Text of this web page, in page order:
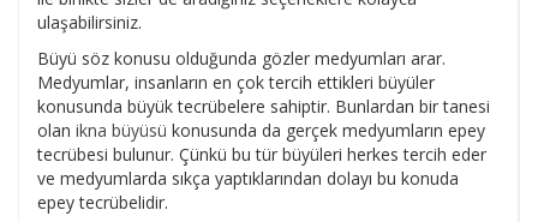
ulaşabilirsiniz.
Büyü söz konusu olduğunda gözler medyumları arar.
Medyumlar, insanların en çok tercih ettikleri büyüler
konusunda büyük tecrübelere sahiptir. Bunlardan bir tanesi
olan ikna büyüsü konusunda da gerçek medyumların epey
tecrübesi bulunur. Çünkü bu tür büyüleri herkes tercih eder
ve medyumlarda sıkça yaptıklarından dolayı bu konuda
epey tecrübelidir.